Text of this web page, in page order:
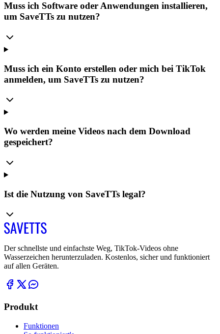
Muss ich Software oder Anwendungen installieren,
um SaveTTs zu nutzen?
Muss ich ein Konto erstellen oder mich bei TikTok
anmelden, um SaveTTs zu nutzen?
Wo werden meine Videos nach dem Download
gespeichert?
Ist die Nutzung von SaveTTs legal?
Der schnellste und einfachste Weg, TikTok-Videos ohne
Wasserzeichen herunterzuladen. Kostenlos, sicher und funktioniert
auf allen Geräten.
Produkt
Funktionen